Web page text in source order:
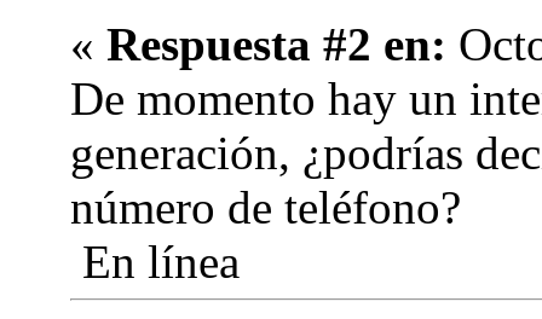
« Respuesta #2 en:
De momento hay un
generación, ¿podrías
número de teléfono?
En línea